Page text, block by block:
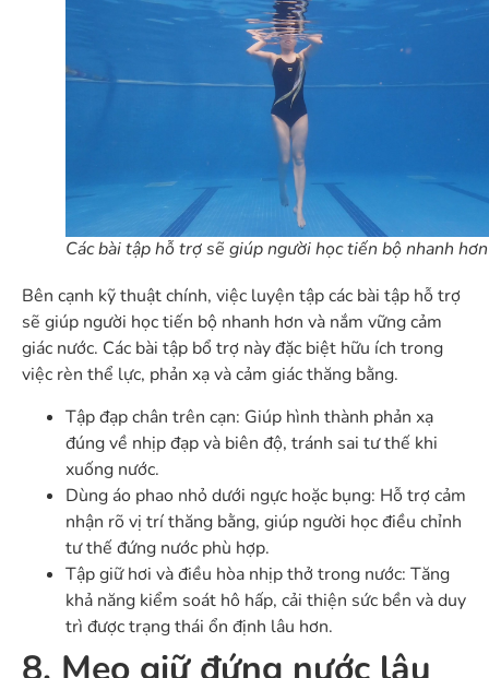
Các bài tập hỗ trợ sẽ giúp người học tiến bộ nhanh hơn
Bên cạnh kỹ thuật chính, việc luyện tập các bài tập hỗ trợ
sẽ giúp người học tiến bộ nhanh hơn và nắm vững cảm
giác nước. Các bài tập bổ trợ này đặc biệt hữu ích trong
việc rèn thể lực, phản xạ và cảm giác thăng bằng.
Tập đạp chân trên cạn: Giúp hình thành phản xạ
đúng về nhịp đạp và biên độ, tránh sai tư thế khi
xuống nước.
Dùng áo phao nhỏ dưới ngực hoặc bụng: Hỗ trợ cảm
nhận rõ vị trí thăng bằng, giúp người học điều chỉnh
tư thế đứng nước phù hợp.
Tập giữ hơi và điều hòa nhịp thở trong nước: Tăng
khả năng kiểm soát hô hấp, cải thiện sức bền và duy
trì được trạng thái ổn định lâu hơn.
8. Mẹo giữ đứng nước lâu